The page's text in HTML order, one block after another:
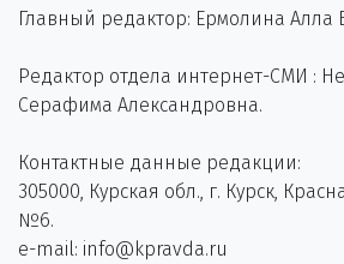
Главный редактор: Ермолина Алла
Редактор отдела интернет-СМИ :
Серафима Александровна.
Контактные данные редакции:
305000, Курская обл., г. Курск,
№6.
e-mail: info@kpravda.ru